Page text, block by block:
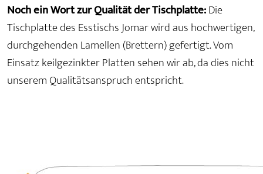
Noch ein Wort zur Qualität der Tischplatte:Die
Tischplatte des Esstischs Jomar wird aus hochwertigen,
durchgehenden Lamellen (Brettern) gefertigt. Vom
Einsatz keilgezinkter Platten sehen wir ab, da dies nicht
unserem Qualitätsanspruch entspricht.